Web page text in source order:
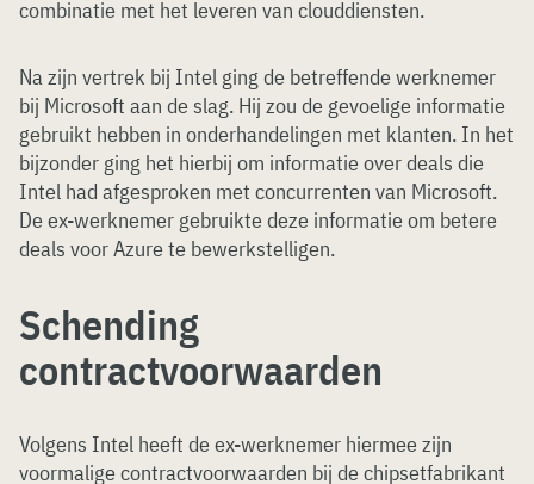
combinatie met het leveren van clouddiensten.
Na zijn vertrek bij Intel ging de betreffende werknemer
bij Microsoft aan de slag. Hij zou de gevoelige informatie
gebruikt hebben in onderhandelingen met klanten. In het
bijzonder ging het hierbij om informatie over deals die
Intel had afgesproken met concurrenten van Microsoft.
De ex-werknemer gebruikte deze informatie om betere
deals voor Azure te bewerkstelligen.
Schending
contractvoorwaarden
Volgens Intel heeft de ex-werknemer hiermee zijn
voormalige contractvoorwaarden bij de chipsetfabrikant